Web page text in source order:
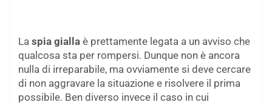
La spia gialla è prettamente legata a un avviso che
qualcosa sta per rompersi. Dunque non è ancora
nulla di irreparabile, ma ovviamente si deve cercare
di non aggravare la situazione e risolvere il prima
possibile. Ben diverso invece il caso in cui